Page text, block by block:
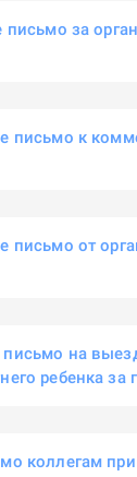
письмо за
письмо к
письмо от
на
ребенка за
коллегам при